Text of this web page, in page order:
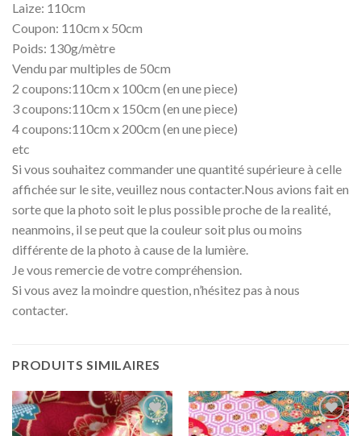
Laize: 110cm
Coupon: 110cm x 50cm
Poids: 130g/mètre
Vendu par multiples de 50cm
2 coupons:110cm x 100cm (en une piece)
3 coupons:110cm x 150cm (en une piece)
4 coupons:110cm x 200cm (en une piece)
etc
Si vous souhaitez commander une quantité supérieure à celle
affichée sur le site, veuillez nous contacter.Nous avions fait en
sorte que la photo soit le plus possible proche de la realité,
neanmoins, il se peut que la couleur soit plus ou moins
différente de la photo à cause de la lumière.
Je vous remercie de votre compréhension.
Si vous avez la moindre question, n’hésitez pas à nous
contacter.
PRODUITS SIMILAIRES
Ajouter
Ajouter